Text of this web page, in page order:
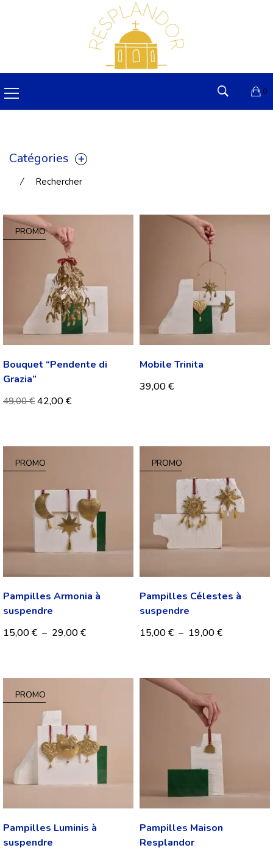
0
Catégories
⁄ Rechercher
PROMO
Bouquet “Pendente di
Grazia”
49,00€ 42,00€
Mobile Trinita
39,00€
PROMO
Pampilles Armonia à
suspendre
15,00€ – 29,00€
PROMO
Pampilles Célestes à
suspendre
15,00€ – 19,00€
PROMO
Pampilles Luminis à
suspendre
Pampilles Maison
Resplandor